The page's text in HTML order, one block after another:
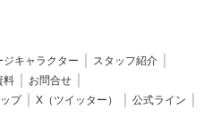
ジキャラクター
スタッフ紹介
料
お問合せ
プ X（ツイッター）
公式ライン